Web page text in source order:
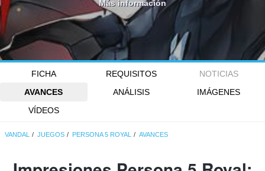
Más información
FICHA REQUISITOS
NOTICIAS
AVANCES
ANÁLISIS
IMÁGENES
VÍDEOS
VANDAL JUEGOS PERSONA 5 ROYAL AVANCES